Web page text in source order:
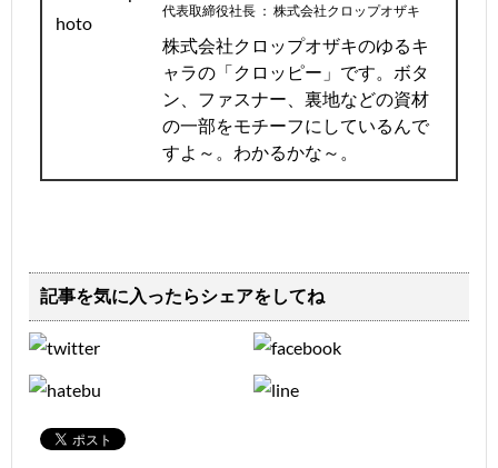
代表取締役社長 ： 株式会社クロップオザキ
株式会社クロップオザキのゆるキ
ャラの「クロッピー」です。ボタ
ン、ファスナー、裏地などの資材
の一部をモチーフにしているんで
すよ～。わかるかな～。
記事を気に入ったらシェアをしてね